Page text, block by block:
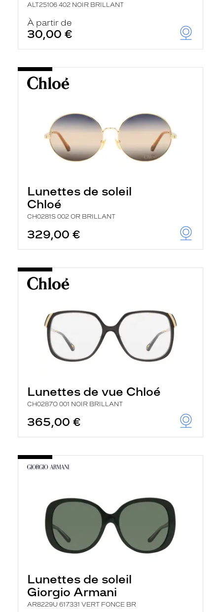
ALT25106 402 NOIR BRILLANT
À partir de
30,00 €
Lunettes de soleil
Chloé
CH0281S 002 OR BRILLANT
329,00 €
Lunettes de vue Chloé
CH0287O 001 NOIR BRILLANT
365,00 €
Lunettes de soleil
Giorgio Armani
AR8229U 617331 VERT FONCE BR